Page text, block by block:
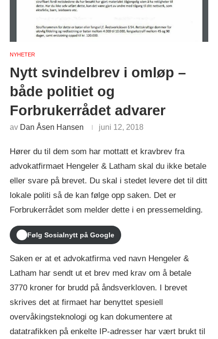
NYHETER
Nytt svindelbrev i omløp –
både politiet og
Forbrukerrådet advarer
av Dan Åsen Hansen juni 12, 2018
Hører du til dem som har mottatt et kravbrev fra
advokatfirmaet Hengeler & Latham skal du ikke betale
eller svare på brevet. Du skal i stedet levere det til ditt
lokale politi så de kan følge opp saken. Det er
Forbrukerrådet som melder dette i en pressemelding.
Følg Sosialnytt på Google
Saken er at et advokatfirma ved navn Hengeler &
Latham har sendt ut et brev med krav om å betale
3770 kroner for brudd på åndsverkloven. I brevet
skrives det at firmaet har benyttet spesiell
overvåkingsteknologi og kan dokumentere at
datatrafikken på enkelte IP-adresser har vært brukt til